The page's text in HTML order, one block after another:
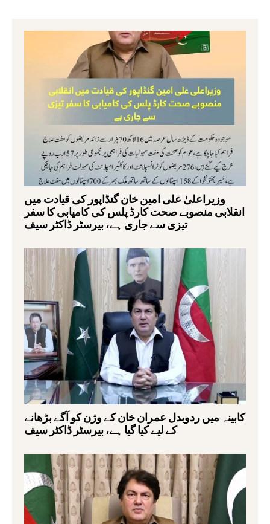
وزیراعلیٰ علی امین خان گنڈاپور کی قیادت میں
انقلابی منصوبے صحت کارڈ پلس کی کامیابی کا سفر
تیزی سے جاری ہے، بیرسٹر ڈاکٹر سیف
کابینہ میں ردوبدل عمران خان کے وژن کو آگے بڑھانے
کے لیے کیا گیا ہے، بیرسٹر ڈاکٹر سیف